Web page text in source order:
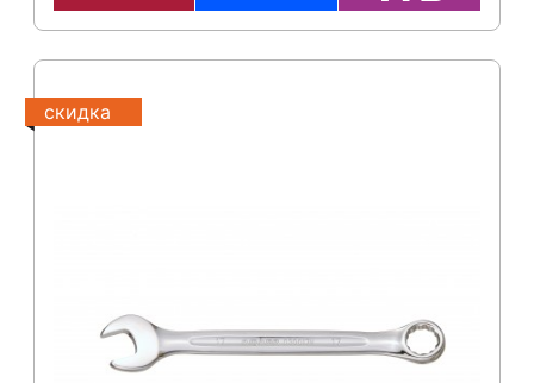
скидка